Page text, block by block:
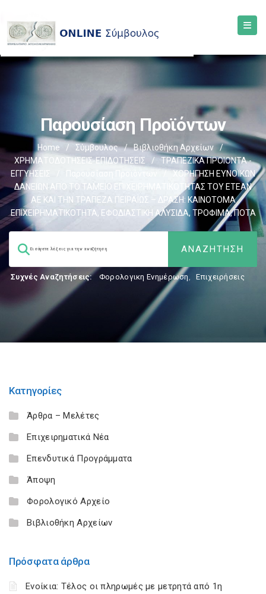
Παρουσίαση Προϊόντων
Home / Σύμβουλος / Βιβλιοθήκη Αρχείων
/
ΧΡΗΜΑΤΟΔΟΤΗΣΕΙΣ-ΕΠΙΔΟΤΗΣΕΙΣ
/
ΤΡΑΠΕΖΙΚΑ ΠΡΟΙΟΝΤΑ -
ΕΓΓΥΗΣΕΙΣ
Παρουσίαση Προϊόντων
ΧΟΡΗΓΗΣΗ ΕΥΝΟΪΚΩΝ
ΔΑΝΕΙΩΝ ΑΠΟ ΤΟ ΤΑΜΕΙΟ ΕΠΙΧΕΙΡΗΜΑΤΙΚΟΤΗΤΑΣ ΤΟΥ ΕΤΕΑΝ
ΑΕ ΚΑΙ ΤΗΝ ΤΡΑΠΕΖΑ ΠΕΙΡΑΙΩΣ – ΔΡΑΣΗ: ΚΑΙΝΟΤΟΜΑ
ΕΠΙΧΕΙΡΗΜΑΤΙΚΟΤΗΤΑ, ΕΦΟΔΙΑΣΤΙΚΗ ΑΛΥΣΙΔΑ, ΤΡΟΦΙΜΑ, ΠΟΤΑ
Συχνές Αναζητήσεις: Φορολογικη Ενημέρωση, Επιχειρήσεις
Κατηγορίες
Άρθρα – Μελέτες
Επιχειρηματικά Νέα
Επενδυτικά Προγράμματα
Άποψη
Φορολογικό Αρχείο
Βιβλιοθήκη Αρχείων
Πρόσφατα άρθρα
Ενοίκια: Τέλος οι πληρωμές με μετρητά από 1η